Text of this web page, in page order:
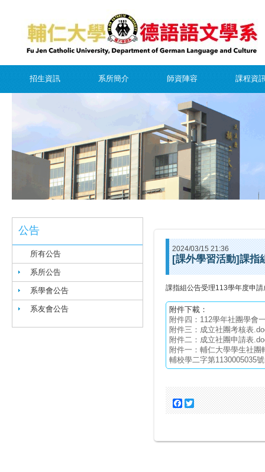
招生資訊 系所簡介 師資陣容 課程資
公告
所有公告
系所公告
系學會公告
系友會公告
2024/03/15 21:36
[課外學習活動]課指
課指組公告受理113學年度申
附件下載：
附件四：112學年社團學會
附件三：成立社團考核表
附件二：成立社團申請表
附件一：輔仁大學學生社團
輔校學二字第1130005035
Facebook